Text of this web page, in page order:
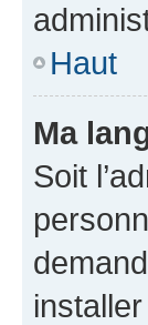
Haut
Ma
Soit